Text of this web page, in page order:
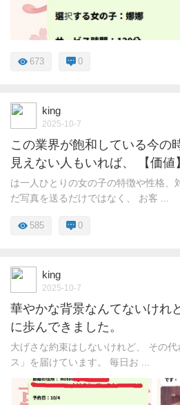
673 0
king
2025-10-7
この業界が飽和している今の
見えない人もいれば、 【価値
は一人ひとりの女の子の特徴や性格、
だ写真を送るだけではなく、 お客 ...
585 0
king
2025-10-7
華やかな背景なんてないけれ
に歩んできました。
大げさな約束はしないけれど、 その
ス」を届けています。 毎日お ...